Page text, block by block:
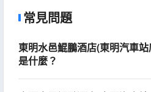
常見問題
東明水邑鯤鵬酒店(東明汽車
是什麼？